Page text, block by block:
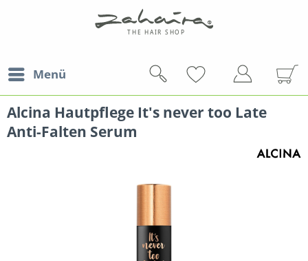
Menü
Alcina Hautpflege It's never too Late
Anti-Falten Serum